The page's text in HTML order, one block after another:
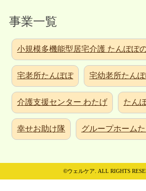
事業一覧
小規模多機能型居宅介護 たんぽぽ
宅老所たんぽぽ 宅幼老所たん
介護支援センター わたげ たん
幸せお助け隊 グループホーム
©ウェルケア. ALL RIGHTS